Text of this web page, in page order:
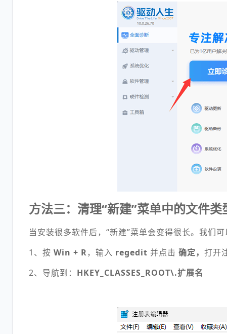
方法三： 清理“新建”菜单中的文件类
当安装很多软件后，“新建”菜单会变得很长。我们可
1、按 Win + R，输入 regedit 并点击 确定， 打开
2、 导航到： HKEY_CLASSES_ROOT\.扩展名